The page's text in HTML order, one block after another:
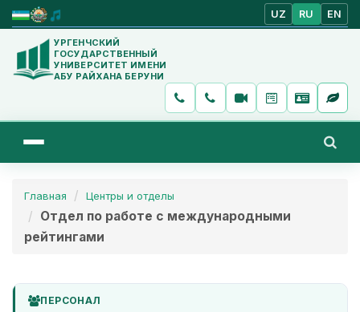
UZ RU EN
УРГЕНЧСКИЙ
ГОСУДАРСТВЕННЫЙ
УНИВЕРСИТЕТ ИМЕНИ
АБУ РАЙХАНА БЕРУНИ
Главная Центры и отделы
Отдел по работе с международными
рейтингами
ПЕРСОНАЛ